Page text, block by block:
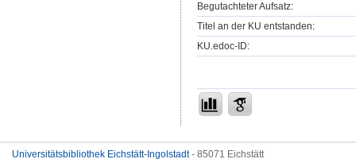
Begutachteter Aufsatz:
Titel an der KU entstanden:
KU.edoc-ID:
Universitätsbibliothek Eichstätt-Ingolstadt- 85071 Eichstätt